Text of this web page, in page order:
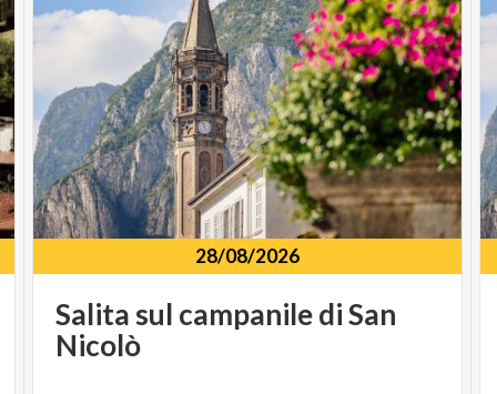
28/08/2026
Salita sul campanilediSan
Nicolò